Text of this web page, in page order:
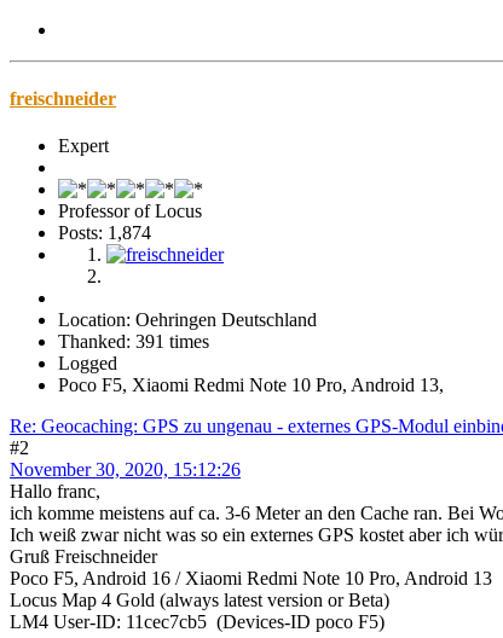
freischneider
Expert
Professor of Locus
Posts: 1,874
Location: Oehringen Deutschland
Thanked: 391 times
Logged
Poco F5, Xiaomi Redmi Note 10 Pro, Android 13,
Re: Geocaching: GPS zu ungenau - externes GPS-Modul
#2
November 30, 2020, 15:12:26
Hallo franc,
ich komme meistens auf ca. 3-6 Meter an den Cache ran. Bei
Ich weiß zwar nicht was so ein externes GPS kostet aber ich
Gruß Freischneider
Poco F5, Android 16 / Xiaomi Redmi Note 10 Pro, Android 13
Locus Map 4 Gold (always latest version or Beta)
LM4 User-ID: 11cec7cb5 (Devices-ID poco F5)